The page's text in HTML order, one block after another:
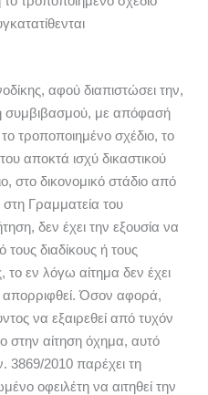
αφού διαπιστώσει την,
συμβιβασμού, με απόφασή
τροποποιημένο σχέδιο, το
αποκτά ισχύ δικαστικού
στο δικονομικό στάδιο από
Γραμματεία του
δεν έχει την εξουσία να
διαδίκους ή τους
το εν λόγω αίτημα δεν έχει
απορριφθεί. Όσον αφορά,
να εξαιρεθεί από τυχόν
στην αίτηση όχημα, αυτό
3869/2010 παρέχει τη
οφειλέτη να αιτηθεί την